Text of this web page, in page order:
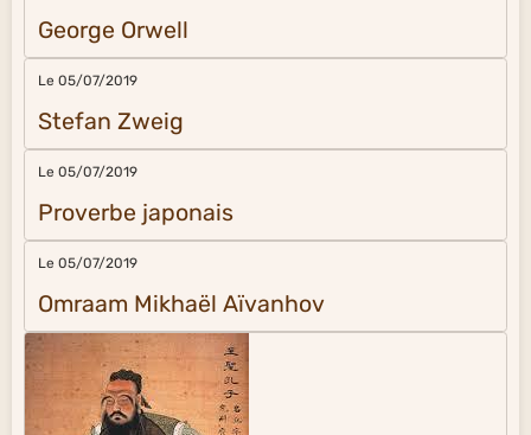
George Orwell
Le 05/07/2019
Stefan Zweig
Le 05/07/2019
Proverbe japonais
Le 05/07/2019
Omraam Mikhaël Aïvanhov